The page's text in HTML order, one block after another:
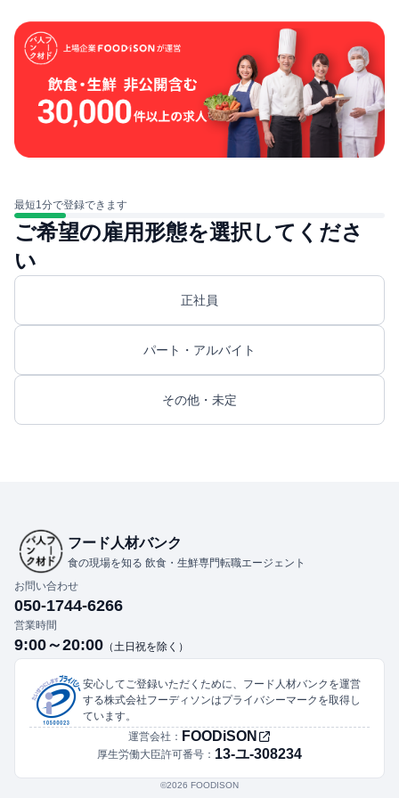
最短1分で登録できます
ご希望の雇用形態を選択してくださ
い
正社員
パート・アルバイト
その他・未定
フード人材バンク
食の現場を知る 飲食・生鮮専門転職エージェント
お問い合わせ
050-1744-6266
営業時間
9:00～20:00 （土日祝を除く）
安心してご登録いただくために、フード人材バンクを運営
する株式会社フーディソンはプライバシーマークを取得し
ています。
運営会社： FOODiSON
厚生労働大臣許可番号： 13-ユ-308234
©︎2026 FOODISON